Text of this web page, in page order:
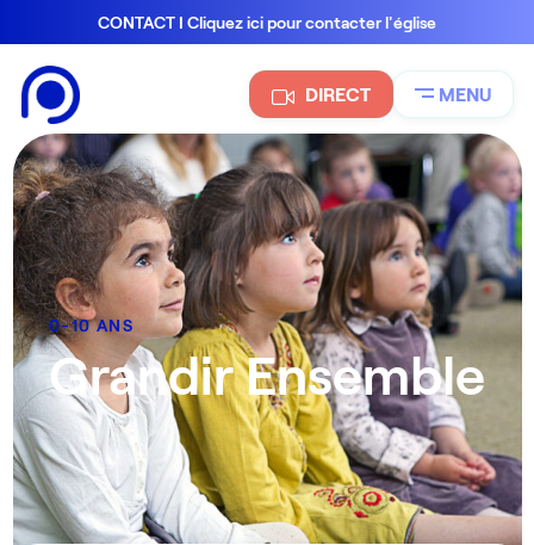
CONTACT I Cliquez ici pour contacter l'église
DIRECT MENU
0-10 ANS
Grandir Ensemble